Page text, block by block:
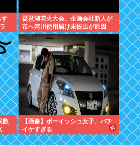
す
シ
琵琶湖花火大会、企画会社新人が
市へ河川使用届け未提出が原因
→Xで告知したらできると思った
数
【画像】ボーイッシュ女子、バチ
イケすぎる